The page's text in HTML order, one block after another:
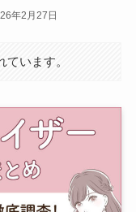
年2月27日
います。